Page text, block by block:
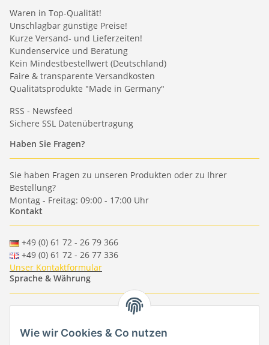
Waren in Top-Qualität!
Unschlagbar günstige Preise!
Kurze Versand- und Lieferzeiten!
Kundenservice und Beratung
Kein Mindestbestellwert (Deutschland)
Faire & transparente Versandkosten
Qualitätsprodukte "Made in Germany"
RSS - Newsfeed
Sichere SSL Datenübertragung
Haben Sie Fragen?
Sie haben Fragen zu unseren Produkten oder zu Ihrer
Bestellung?
Montag - Freitag: 09:00 - 17:00 Uhr
Kontakt
+49 (0) 61 72 - 26 79 366
+49 (0) 61 72 - 26 77 336
Unser Kontaktformular
Sprache & Währung
- - -
-
EUR-GBP-USD-CHF
Wie wir Cookies & Co nutzen